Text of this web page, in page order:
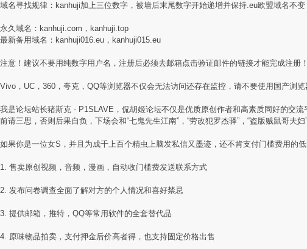
域名寻找规律：kanhuji加上三位数字，被墙后末尾数字开始递增并保持.eu欧盟域名不
永久域名：kanhuji.com，kanhuji.top
最新备用域名：kanhuji016.eu，kanhuji015.eu
注意！建议不要用纯数字用户名，注册后必须去邮箱点击验证邮件的链接才能完成注册
Vivo，UC，360，夸克，QQ等浏览器不仅会无法访问还存在监控，请不要使用国产浏
我是论坛站长猪斯克 - P1SLAVE，侃胡姬论坛不仅是优质原创作者和高素质同好的交
前请三思，否则后果自负，下场会和“七鬼先生江南”，“劳改犯罗杰驿”，“盗版贼鼠哥夫
如果你是一位女S，并且为成千上百个精虫上脑发私信又墨迹，还不肯支付门槛费用的
1. 售卖原创视频，音频，漫画，自动收门槛费发送联系方式
2. 发布问卷调查全面了解对方的个人情况和喜好禁忌
3. 提供邮箱，推特，QQ等常用软件的全套替代品
4. 原味物品拍卖，支付押金后价高者得，也支持固定价格出售